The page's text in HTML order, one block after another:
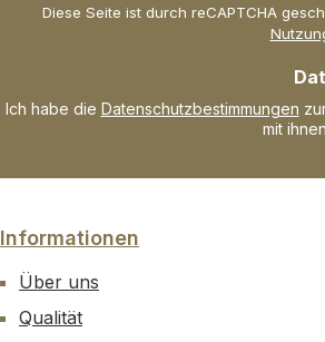
Diese Seite ist durch reCAPTCHA
Ich habe die Datenschutzbestimmungen
mit
Informationen
Über uns
Qualität